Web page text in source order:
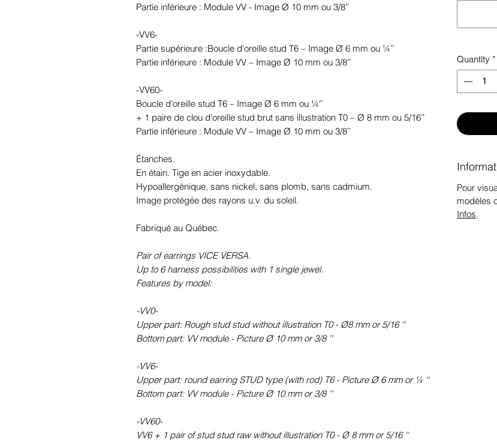
Partie inférieure : Module VV - Image Ø 10 mm ou 3/8’’
-VV6-
Partie supérieure :Boucle d’oreille stud T6 – Image Ø 6 mm ou ¼’’
Partie inférieure : Module VV – Image Ø 10 mm ou 3/8’’
-VV60-
Boucle d’oreille stud T6 – Image Ø 6 mm ou ¼’’
+ 1 paire de clou d’oreille stud brut sans illustration T0 – Ø 8 mm ou 5/16’’
Partie inférieure : Module VV – Image Ø 10 mm ou 3/8’’
Étanches.
En étain. Tige en acier inoxydable.
Hypoallergénique, sans nickel, sans plomb, sans cadmium.
Image protégée des rayons u.v. du soleil.
Fabriqué au Québec.
Pair of earrings VICE VERSA.
Up to 6 harness possibilities with 1 single jewel.
Features by model:
-VV0-
Upper part: Rough stud stud without illustration T0 - Ø8 mm or 5/16 ''
Bottom part: VV module - Picture Ø 10 mm or 3/8 ''
-VV6-
Upper part: round earring STUD type (with rod) T6 - Picture Ø 6 mm or ¼ ''
Bottom part: VV module - Picture Ø 10 mm or 3/8 ''
-VV60-
VV6 + 1 pair of stud stud raw without illustration T0 - Ø 8 mm or 5/16 ''
Quantity *
Pour
modèles
Infos.